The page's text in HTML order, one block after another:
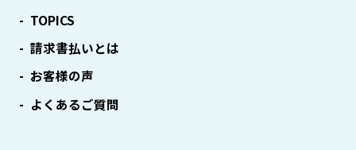
TOPICS
請求書払いとは
お客様の声
よくあるご質問